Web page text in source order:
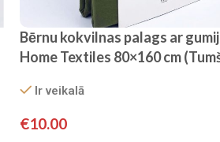
Bērnu kokvilnas palags ar
Home Textiles 80×160 cm
Ir veikalā
€10.00